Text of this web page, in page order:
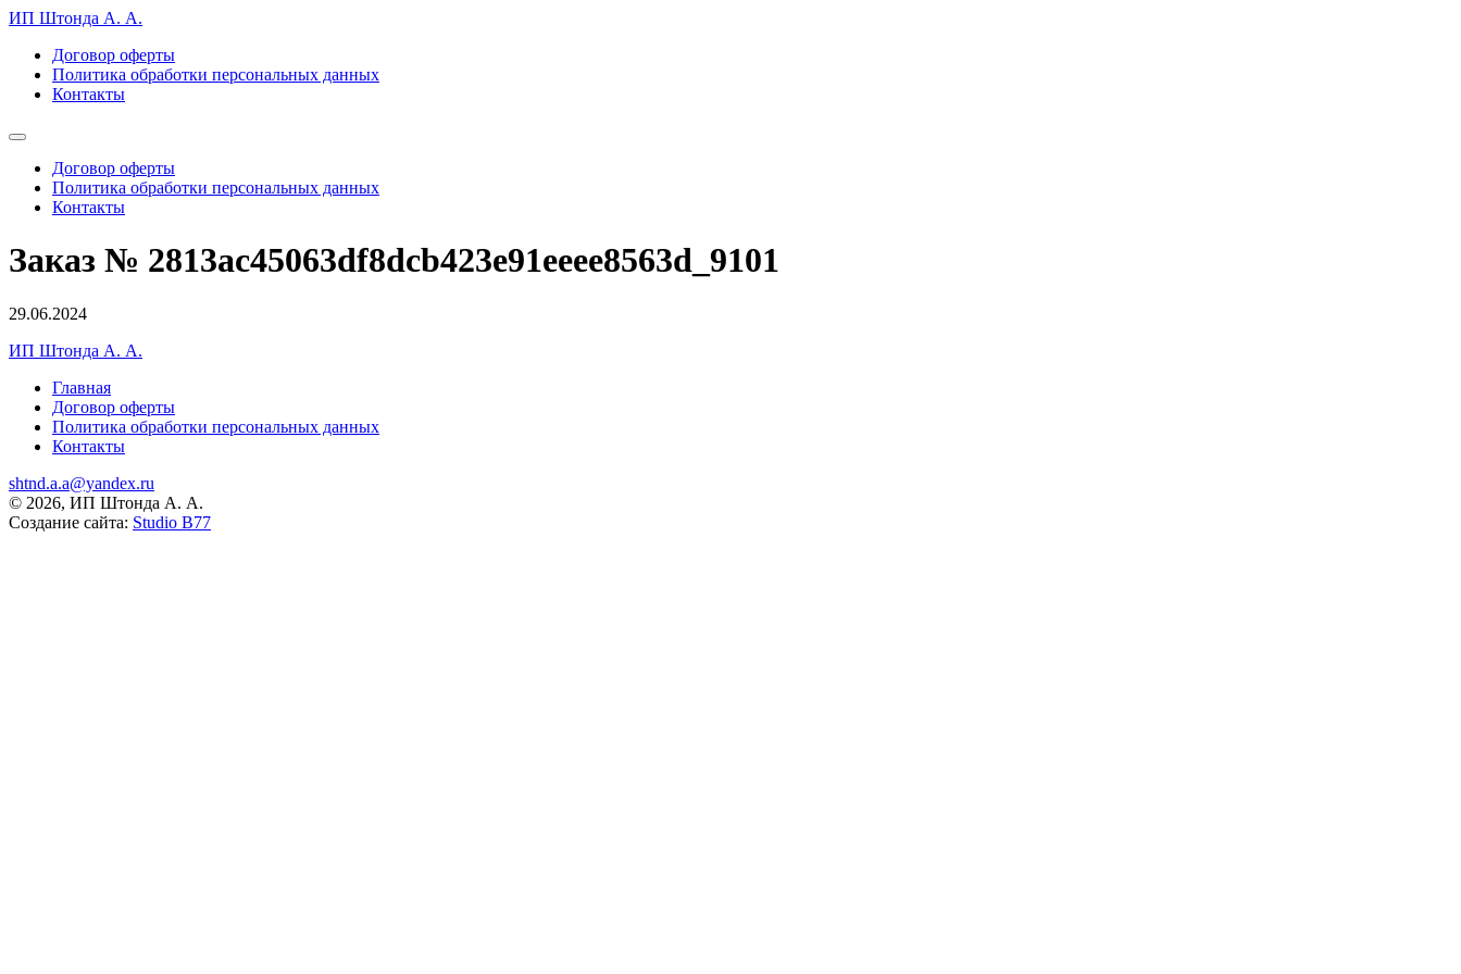
ИП Штонда А. А.
Договор оферты
Политика обработки персональных данных
Контакты
Договор оферты
Политика обработки персональных данных
Контакты
Заказ № 2813ac45063df8dcb423e91eeee8563d_9101
29.06.2024
ИП Штонда А. А.
Главная
Договор оферты
Политика обработки персональных данных
Контакты
shtnd.a.a@yandex.ru
© 2026, ИП Штонда А. А.
Создание сайта: Studio B77